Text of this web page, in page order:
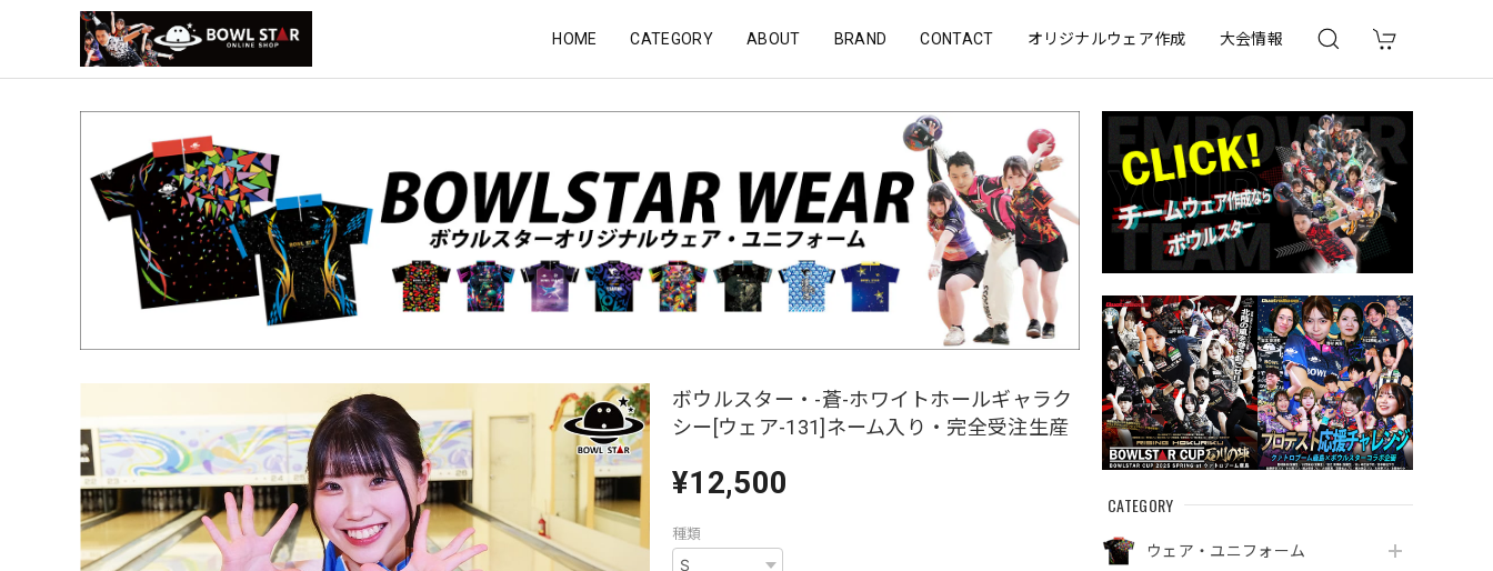
HOME CATEGORY ABOUT BRAND CONTACT オリジナルウェア作成 大会情報
CATEGORY
ウェア・ユニフォーム
ボウルスター・-蒼-ホワイトホールギャラク
シー[ウェア-131]ネーム入り・完全受注生産
¥12,500
種類